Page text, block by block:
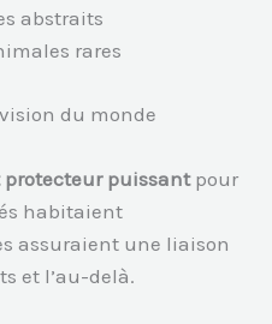
abstraits
rares
du monde
protecteur puissantpour
habitaient
assuraient une liaison
et l’au-delà.